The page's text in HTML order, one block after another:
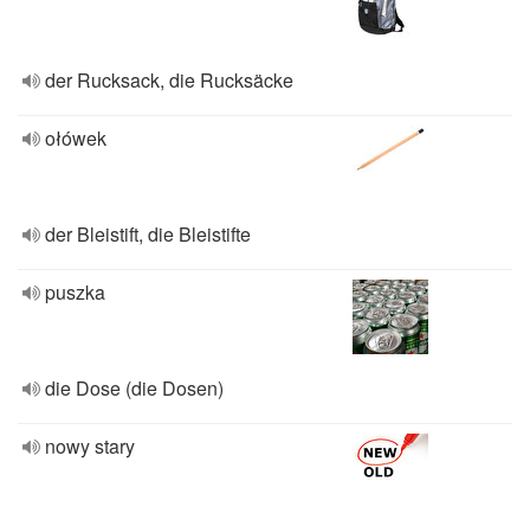
der Rucksack, die Rucksäcke
ołówek
der Bleistift, die Bleistifte
puszka
die Dose (die Dosen)
nowy stary